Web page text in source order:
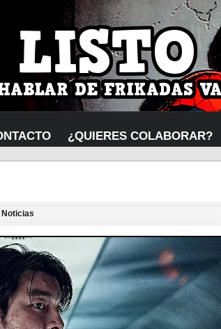
¿QUIERES COLABORAR?
Noticias